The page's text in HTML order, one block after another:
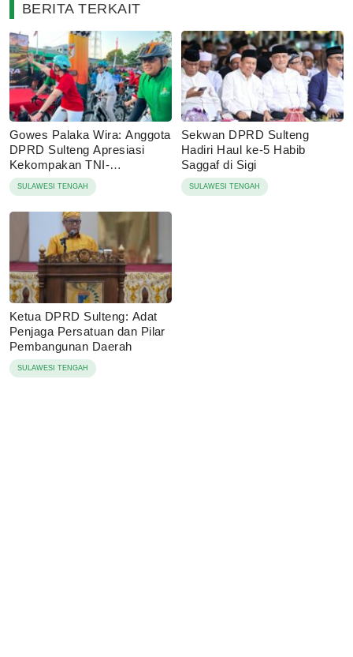
BERITA TERKAIT
Gowes Palaka Wira: Anggota
DPRD Sulteng Apresiasi
Kekompakan TNI-
Masyarakat
SULAWESI TENGAH
Sekwan DPRD Sulteng
Hadiri Haul ke-5 Habib
Saggaf di Sigi
SULAWESI TENGAH
Ketua DPRD Sulteng: Adat
Penjaga Persatuan dan Pilar
Pembangunan Daerah
SULAWESI TENGAH